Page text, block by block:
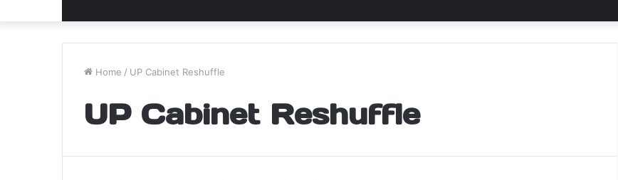
Home / UP Cabinet Reshuffle
UP Cabinet Reshuffle